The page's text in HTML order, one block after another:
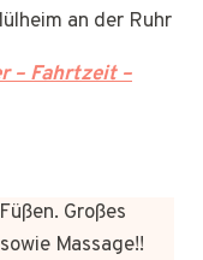
an der Ruhr
– Fahrtzeit –
Großes
Massage!!